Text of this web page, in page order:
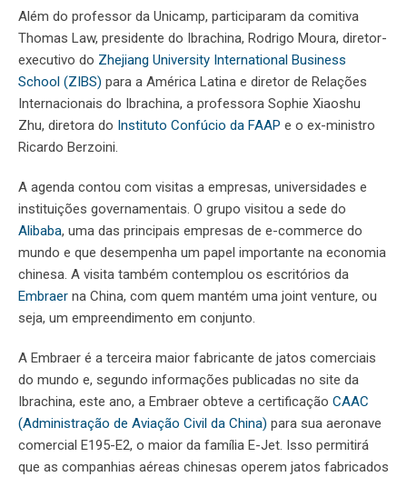
Além do professor da Unicamp, participaram da comitiva
Thomas Law, presidente do Ibrachina, Rodrigo Moura, diretor-
executivo do Zhejiang University International Business
School (ZIBS) para a América Latina e diretor de Relações
Internacionais do Ibrachina, a professora Sophie Xiaoshu
Zhu, diretora do Instituto Confúcio da FAAP e o ex-ministro
Ricardo Berzoini.
A agenda contou com visitas a empresas, universidades e
instituições governamentais. O grupo visitou a sede do
Alibaba, uma das principais empresas de e-commerce do
mundo e que desempenha um papel importante na economia
chinesa. A visita também contemplou os escritórios da
Embraer na China, com quem mantém uma joint venture, ou
seja, um empreendimento em conjunto.
A Embraer é a terceira maior fabricante de jatos comerciais
do mundo e, segundo informações publicadas no site da
Ibrachina, este ano, a Embraer obteve a certificação CAAC
(Administração de Aviação Civil da China) para sua aeronave
comercial E195-E2, o maior da família E-Jet. Isso permitirá
que as companhias aéreas chinesas operem jatos fabricados